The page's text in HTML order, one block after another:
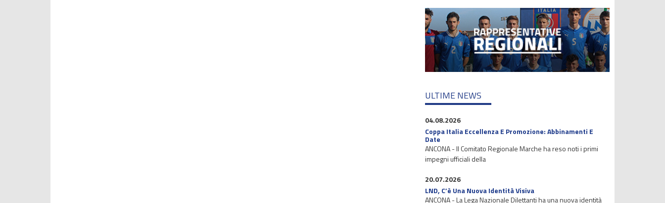
ULTIME NEWS
04.08.2026
Coppa Italia Eccellenza E Promozione: Abbinamenti E
Date
ANCONA - Il Comitato Regionale Marche ha reso noti i primi
impegni ufficiali della
20.07.2026
LND, C’è Una Nuova Identità Visiva
ANCONA - La Lega Nazionale Dilettanti ha una nuova identità